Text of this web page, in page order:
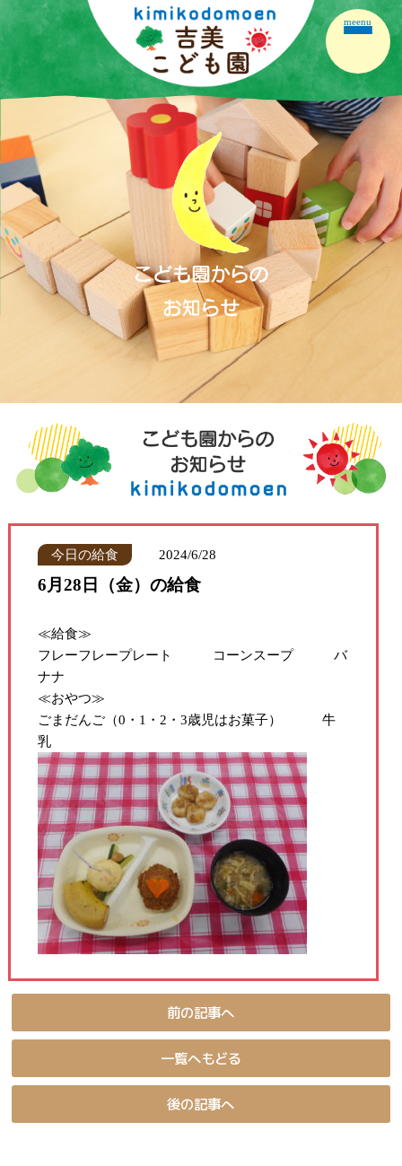
ホーム 園の紹介
園の生活 保育の内容
こども園だより 保護者
meenu
今日の給食 2024/6/28
6月28日（金）の給食
≪給食≫
フレーフレープレート コーンスープ バ
ナナ
≪おやつ≫
ごまだんご（0・1・2・3歳児はお菓子） 牛
乳
前の記事へ
一覧へもどる
後の記事へ